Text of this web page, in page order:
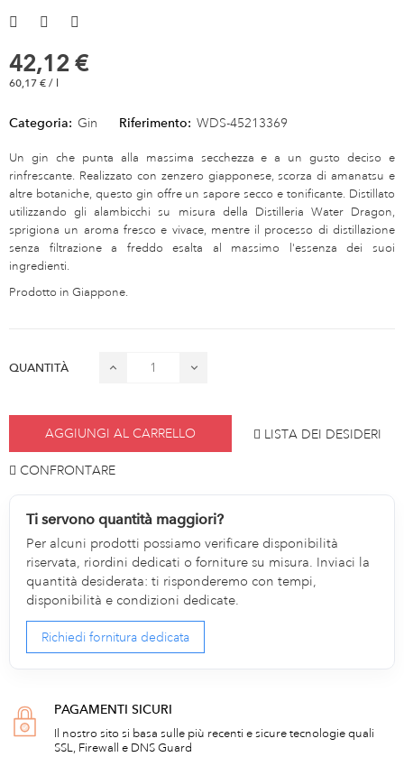
42,12 €
60,17 € / l
Categoria: Gin Riferimento: WDS-45213369
Un gin che punta alla massima secchezza e a un gusto deciso e
rinfrescante. Realizzato con zenzero giapponese, scorza di amanatsu e
altre botaniche, questo gin offre un sapore secco e tonificante. Distillato
utilizzando gli alambicchi su misura della Distilleria Water Dragon,
sprigiona un aroma fresco e vivace, mentre il processo di distillazione
senza filtrazione a freddo esalta al massimo l'essenza dei suoi
ingredienti.
Prodotto in Giappone.
QUANTITÀ
AGGIUNGI AL CARRELLO LISTA DEI DESIDERI
CONFRONTARE
Ti servono quantità maggiori?
Per alcuni prodotti possiamo verificare disponibilità
riservata, riordini dedicati o forniture su misura. Inviaci la
quantità desiderata: ti risponderemo con tempi,
disponibilità e condizioni dedicate.
Richiedi fornitura dedicata
PAGAMENTI SICURI
Il nostro sito si basa sulle più recenti e sicure tecnologie quali
SSL, Firewall e DNS Guard